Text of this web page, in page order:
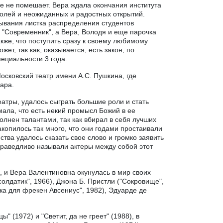
не помешает. Вера ждала окончания института
и неожиданных и радостных открытий.
листка распределения студентов
"Современник", а Вера, Володя и еще парочка
что поступить сразу к своему любимому
так как, оказывается, есть закон, по
3 года.
театр имени А.С. Пушкина, где
удалось сыграть большие роли и стать
что есть некий промысл Божий в ее
талантами, так как вбирал в себя лучших
так много, что они годами простаивали
удалось сказать свое слово и громко заявить
называли актеры между собой этот
Вера Валентиновна окунулась в мир своих
1966), Джона Б. Пристли ("Сокровище",
для фрекен Авсениус", 1982), Эдуарде де
(1972) и "Светит, да не греет" (1988), в